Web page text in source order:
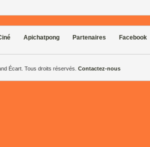
Apichatpong Partenaires Facebook
Écart. Tous droits réservés. Contactez-nous